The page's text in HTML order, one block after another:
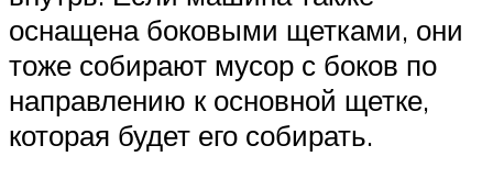
оснащена боковыми щетками, они
тоже собирают мусор с боков по
направлению к основной щетке,
которая будет его собирать.